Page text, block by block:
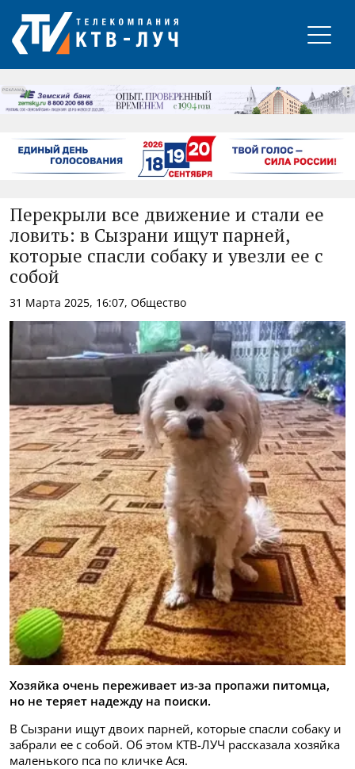
РЕКЛАМА
Перекрыли все движение и стали ее
ловить: в Сызрани ищут парней,
которые спасли собаку и увезли ее с
собой
31 Марта 2025, 16:07, Общество
Хозяйка очень переживает из-за пропажи питомца,
но не теряет надежду на поиски.
В Сызрани ищут двоих парней, которые спасли собаку и
забрали ее с собой. Об этом КТВ-ЛУЧ рассказала хозяйка
маленького пса по кличке Ася.